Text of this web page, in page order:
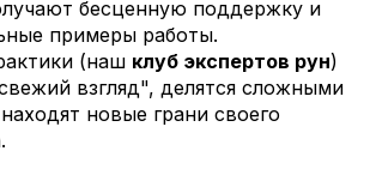
бесценную поддержку и
примеры работы.
(наш клуб экспертов рун)
взгляд", делятся сложными
новые грани своего